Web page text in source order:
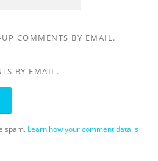
COMMENTS BY EMAIL.
BY EMAIL.
spam. Learn how your comment data is